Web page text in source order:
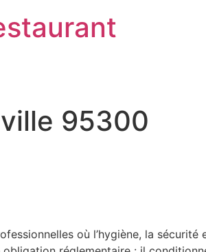
95300
où l’hygiène, la sécurité